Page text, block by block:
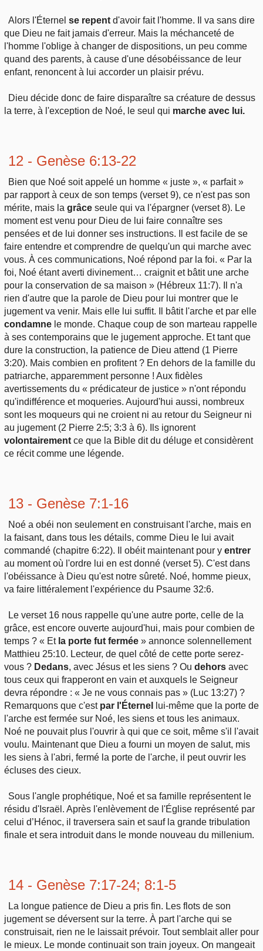
Alors l'Éternelse repentd'avoir fait l'homme. Il va sans dire
que Dieu ne fait jamais d'erreur. Mais la méchanceté de
l'homme l'oblige à changer de dispositions, un peu comme
quand des parents, à cause d'une désobéissance de leur
enfant, renoncent à lui accorder un plaisir prévu.
Dieu décide donc de faire disparaître sa créature de dessus
la terre, à l'exception de Noé, le seul qui marche avec lui.
12 - Genèse 6:13-22
Bien que Noé soit appelé un homme « juste », « parfait »
par rapport à ceux de son temps (verset 9), ce n'est pas son
mérite, mais la grâce seule qui va l'épargner (verset 8). Le
moment est venu pour Dieu de lui faire connaître ses
pensées et de lui donner ses instructions. Il est facile de se
faire entendre et comprendre de quelqu'un qui marche avec
vous. À ces communications, Noé répond par la foi. « Par la
foi, Noé étant averti divinement… craignit et bâtit une arche
pour la conservation de sa maison » (Hébreux 11:7). Il n'a
rien d'autre que la parole de Dieu pour lui montrer que le
jugement va venir. Mais elle lui suffit. Il bâtit l'arche et par elle
condamne le monde. Chaque coup de son marteau rappelle
à ses contemporains que le jugement approche. Et tant que
dure la construction, la patience de Dieu attend (1 Pierre
3:20). Mais combien en profitent ? En dehors de la famille du
patriarche, apparemment personne ! Aux fidèles
avertissements du « prédicateur de justice » n'ont répondu
qu'indifférence et moqueries. Aujourd'hui aussi, nombreux
sont les moqueurs qui ne croient ni au retour du Seigneur ni
au jugement (2 Pierre 2:5; 3:3 à 6). Ils ignorent
volontairement ce que la Bible dit du déluge et considèrent
ce récit comme une légende.
13 - Genèse 7:1-16
Noé a obéi non seulement en construisant l'arche, mais en
la faisant, dans tous les détails, comme Dieu le lui avait
commandé (chapitre 6:22). Il obéit maintenant pour y entrer
au moment où l'ordre lui en est donné (verset 5). C'est dans
l'obéissance à Dieu qu'est notre sûreté. Noé, homme pieux,
va faire littéralement l'expérience du Psaume 32:6.
Le verset 16 nous rappelle qu'une autre porte, celle de la
grâce, est encore ouverte aujourd'hui, mais pour combien de
temps ? « Et la porte fut fermée » annonce solennellement
Matthieu 25:10. Lecteur, de quel côté de cette porte serez-
vous ? Dedans, avec Jésus et les siens ? Ou dehors avec
tous ceux qui frapperont en vain et auxquels le Seigneur
devra répondre : « Je ne vous connais pas » (Luc 13:27) ?
Remarquons que c'est par l'Éternel
lui-même que la porte de
l'arche est fermée sur Noé, les siens et tous les animaux.
Noé ne pouvait plus l'ouvrir à qui que ce soit, même s'il l'avait
voulu. Maintenant que Dieu a fourni un moyen de salut, mis
les siens à l'abri, fermé la porte de l'arche, il peut ouvrir les
écluses des cieux.
Sous l'angle prophétique, Noé et sa famille représentent le
résidu d'Israël. Après l'enlèvement de l'Église représenté par
celui d’Hénoc, il traversera sain et sauf la grande tribulation
finale et sera introduit dans le monde nouveau du millenium.
14 - Genèse 7:17-24; 8:1-5
La longue patience de Dieu a pris fin. Les flots de son
jugement se déversent sur la terre. À part l'arche qui se
construisait, rien ne le laissait prévoir. Tout semblait aller pour
le mieux. Le monde continuait son train joyeux. On mangeait